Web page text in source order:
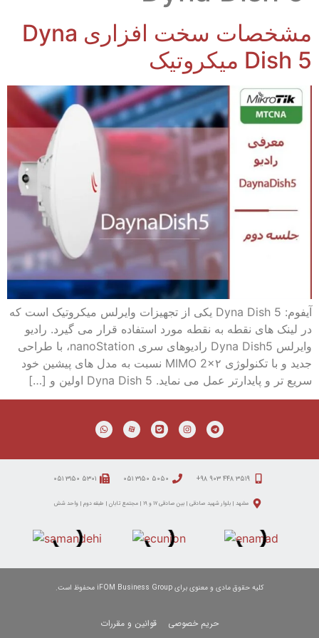
مشخصات سخت افزاری Dyna
Dish 5 میکروتیک
آیفوم: Dyna Dish 5 یکی از تجهیزات وایرلس میکروتیک است که
در لینک های نقطه به نقطه مورد استفاده قرار می گیرد. رادیو
وایرلس Dyna Dish5 رادیوهای سری nanoStation، با طراحی
جدید و با تکنولوژی MIMO 2×۲ نسبت به مدل های پیشین خود
سریع تر و پایدارتر عمل می نماید. Dyna Dish 5 اولین و […]
۳۵۱۹ ۴۴۸ ۹۰۳ ۹۸+ ۵۰۵۰ ۳۱۵۰ ۰۵۱ ۵۳۰۱ ۳۱۵۰ ۰۵۱
مشهد | بلوار شهید صادقی | بین صادقی ۱۷ و ۱۹ | مجتمع تابان | طبقه دوم | واحد شش
کلیه حقوق مادی و معنوی برای iFOM Business Group محفوظ است.
حریم خصوصی قوانین و مقررات